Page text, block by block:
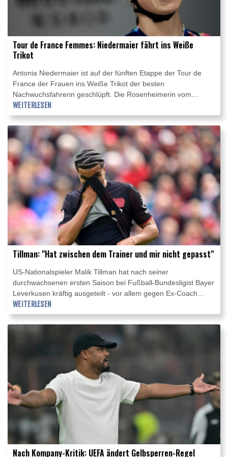
Tour de France Femmes: Niedermaier fährt ins Weiße
Trikot
Antonia Niedermaier ist auf der fünften Etappe der Tour de
France der Frauen ins Weiße Trikot der besten
Nachwuchsfahrerin geschlüpft. Die Rosenheimerin vom
deutschen Team Canyon/SRAM kam am Mittwoch nach 140
km zwischen Macon und Belleville-en-Beaujolais als Sechste
ins Ziel. Den Etappensieg sicherte sich die niederländische
Topfavoritin Demi Vollering (FDJ-Suez) vor der
Gesamtführenden Schweizerin Marlen Reusser (Movistar) und
Antonia Niedermaiers Teamkollegin Kasia Niewiadoma aus
Polen.
WEITERLESEN
Tillman: "Hat zwischen dem Trainer und mir nicht gepasst"
US-Nationalspieler Malik Tillman hat nach seiner
durchwachsenen ersten Saison bei Fußball-Bundesligist Bayer
Leverkusen kräftig ausgeteilt - vor allem gegen Ex-Coach
Kasper Hjulmand. "Ich bin wohl nicht richtig angekommen. In
der Mannschaft habe ich mich wohlgefühlt. Aber man kann
inzwischen offen sagen, dass es zwischen dem Trainer und
mir nicht richtig gepasst hat", sagte Tillman im Interview mit
dem Kölner Stadt-Anzeiger und der Kölnischen Rundschau
(Donnerstagsausgaben). Der "Spaß" habe ihm "gefehlt",
WEITERLESEN
Nach Kompany-Kritik: UEFA ändert Gelbsperren-Regel